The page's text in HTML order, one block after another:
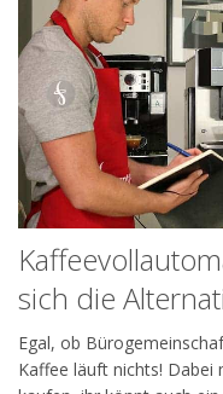
sich die
Egal, ob
Kaffee läuft nichts!